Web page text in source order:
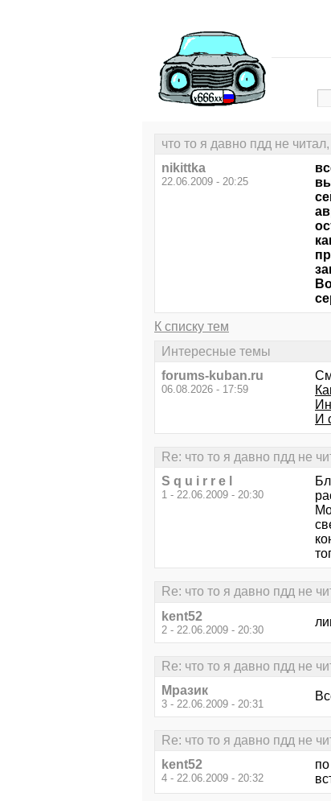
что то я давно пдд не
nikittka
22.06.2009 - 20:25
К списку тем
Интересные темы
forums-kuban.ru
06.08.2026 - 17:59
И
Re: что то я давно пдд не
S q u i r r e l
1 - 22.06.2009 - 20:30
Re: что то я давно пдд не
kent52
2 - 22.06.2009 - 20:30
Re: что то я давно пдд не
Mpaзик
3 - 22.06.2009 - 20:31
Re: что то я давно пдд не
kent52
4 - 22.06.2009 - 20:32